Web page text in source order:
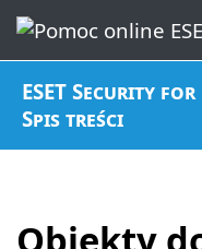
ESET Security
Spis treści